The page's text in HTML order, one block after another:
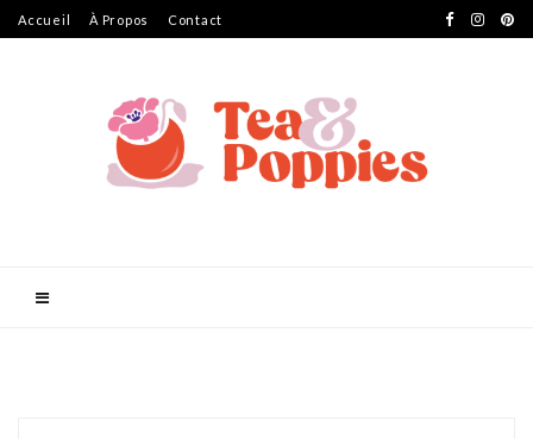
Accueil À Propos Contact